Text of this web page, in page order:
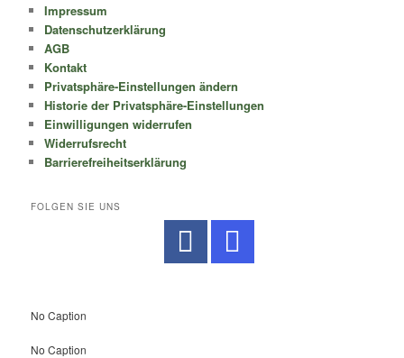
Impressum
Datenschutzerklärung
AGB
Kontakt
Privatsphäre-Einstellungen ändern
Historie der Privatsphäre-Einstellungen
Einwilligungen widerrufen
Widerrufsrecht
Barrierefreiheitserklärung
FOLGEN SIE UNS
No Caption
No Caption